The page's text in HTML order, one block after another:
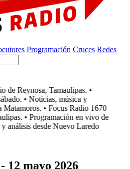
Programación Cruces Redes
Reynosa, Tamaulipas. •
• Noticias, música y
• Focus Radio 1670
• Programación en vivo de
análisis desde Nuevo Laredo
12 mayo 2026